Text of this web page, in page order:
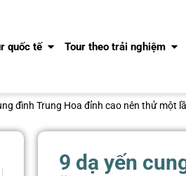
quốc tế Tour theo trải nghiệm
đình Trung Hoa đỉnh cao nên thử một
9 dạ yến